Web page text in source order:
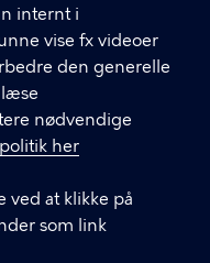
internt i
vise fx videoer
den generelle
læse
nødvendige
her
ved at klikke på
som link